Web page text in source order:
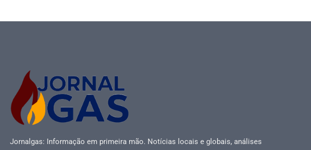
Jornalgas: Informação em primeira mão. Notícias locais e globais, análises